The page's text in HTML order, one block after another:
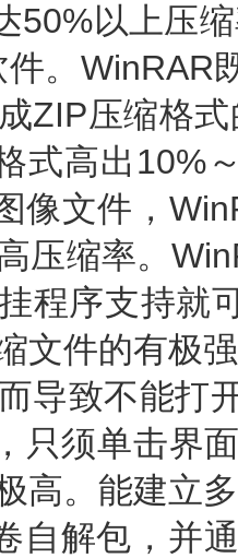
以上压缩
。WinRAR
ZIP压缩格
式高出10%
像文件，
压缩率。
程序支持就
文件的有极
导致不能打
只须单击界
高。能建立
自解包，并